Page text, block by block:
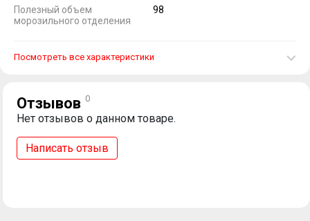
Полезный объем
морозильного отделения
98
Посмотреть все характеристики
Отзывов 0
Нет отзывов о данном товаре.
Написать отзыв